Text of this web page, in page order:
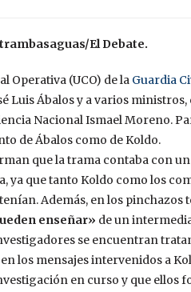
El Debate.
Operativa (UCO) de la Guardia
Luis Ábalos y a varios
Nacional Ismael Moreno.
de Ábalos como de Koldo.
que la trama contaba con
ya que tanto Koldo como los
Además, en los pinchazos
enseñar» de un
se encuentran
los mensajes intervenidos a
en curso y que ellos